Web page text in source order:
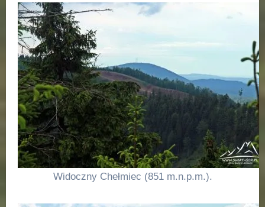
Widoczny Chełmiec (851 m.n.p.m.).